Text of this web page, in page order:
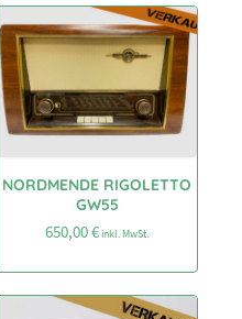
NORDMENDE RIGOLETTO
GW55
650,00€inkl. MwSt.